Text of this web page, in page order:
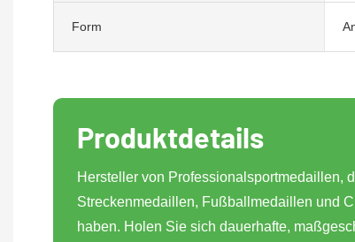
Form
Produktdetails
Hersteller von Professionalsportmedaillen,
Streckenmedaillen, Fußballmedaillen und
haben. Holen Sie sich dauerhafte,